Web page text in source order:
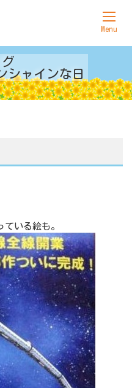
シャインな日
いる絵も。